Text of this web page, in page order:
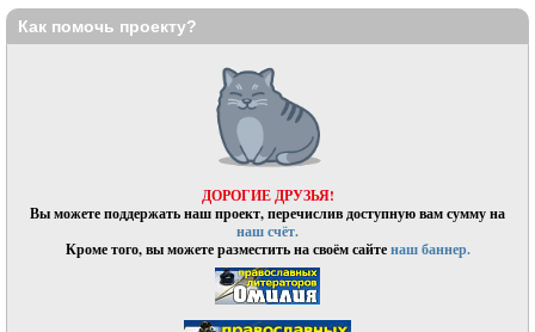
Как помочь проекту?
ДОРОГИЕ ДРУЗЬЯ!
Вы можете поддержать наш проект, перечислив доступную вам сумму на
наш счёт.
Кроме того, вы можете разместить на своём сайтенаш баннер.